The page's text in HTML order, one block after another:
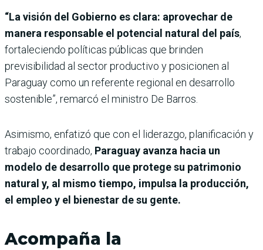
“La visión del Gobierno es clara: aprovechar de
manera responsable el potencial natural del país,
fortaleciendo políticas públicas que brinden
previsibilidad al sector productivo y posicionen al
Paraguay como un referente regional en desarrollo
sostenible”, remarcó el ministro De Barros.
Asimismo, enfatizó que con el liderazgo, planificación y
trabajo coordinado, Paraguay avanza hacia un
modelo de desarrollo que protege su patrimonio
natural y, al mismo tiempo, impulsa la producción,
el empleo y el bienestar de su gente.
Acompaña la